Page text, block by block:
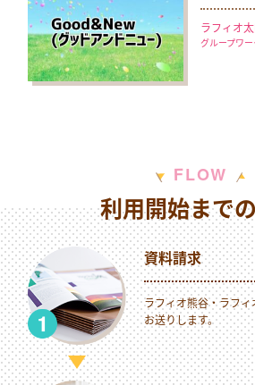
ラフィオ
グループワー
FLOW
利用開始まで
資料請求
ラフィオ熊谷・ラフ
お送りします。